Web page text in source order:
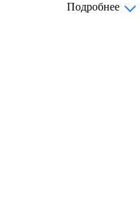
Подробнее